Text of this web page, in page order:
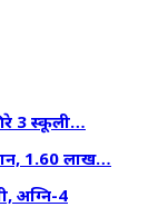
3 स्कूली…
1.60 लाख…
अग्नि-4